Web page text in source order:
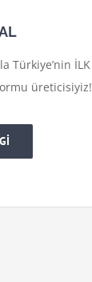
Türkiye’nin İLK
üreticisiyiz!